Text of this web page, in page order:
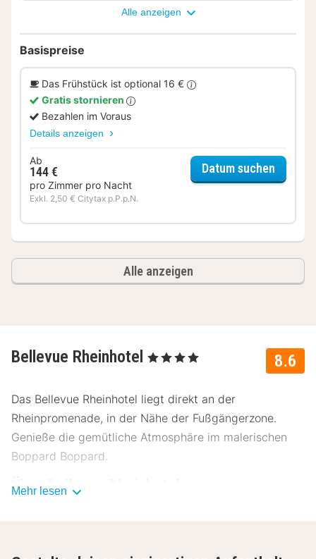
Alle anzeigen
Basispreise
Das Frühstück ist optional 16 €
Gratis stornieren
Bezahlen im Voraus
Details anzeigen
Ab
144 €
pro Zimmer pro Nacht
Exkl. 2,50 € Citytax p.P.p.N.
Datum suchen
Alle anzeigen
8.6
Bellevue Rheinhotel , 4 Sterne
Das Bellevue Rheinhotel liegt direkt an der
Rheinpromenade, in der Nähe der Fußgängerzone.
Genieße die gemütliche Atmosphäre im malerischen
Boppard Boppard.
Über Bellevue Rheinhotel
Mehr lesen